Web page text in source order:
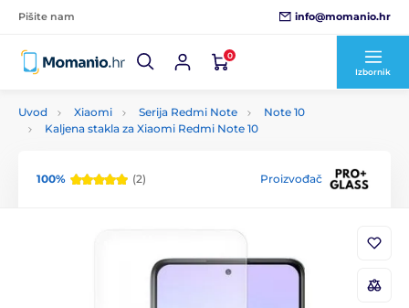
Pišite nam info@momanio.hr
0
Izbornik
Uvod Xiaomi Serija Redmi Note
Note 10
Kaljena stakla za Xiaomi Redmi Note 10
100% (2) Proizvođač